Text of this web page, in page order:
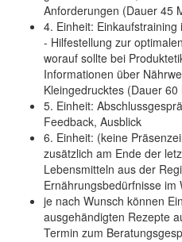
Anforderungen (Dauer 45
4. Einheit:
- Hilfestellung zur
worauf sollte bei
Informationen über
Kleingedrucktes (Dauer 60
5. Einheit:
Feedback, Ausblick
6. Einheit: (keine
zusätzlich am Ende der
Lebensmitteln aus der
Ernährungsbedürfnisse im
je nach Wunsch können
ausgehändigten Rezepte
Termin zum